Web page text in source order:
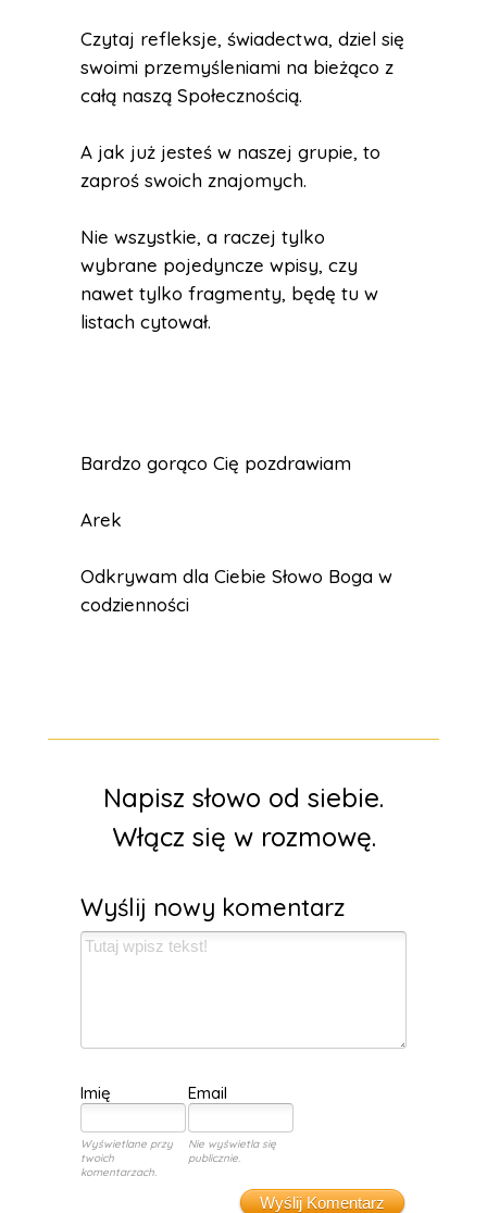
Czytaj refleksje, świadectwa, dziel się
swoimi przemyśleniami na bieżąco z
całą naszą Społecznością.
A jak już jesteś w naszej grupie, to
zaproś swoich znajomych.
Nie wszystkie, a raczej tylko
wybrane pojedyncze wpisy, czy
nawet tylko fragmenty, będę tu w
listach cytował.
Bardzo gorąco Cię pozdrawiam
Arek
Odkrywam dla Ciebie Słowo Boga w
codzienności
Napisz słowo od siebie.
Włącz się w rozmowę.
Wyślij nowy komentarz
Imię Email
Wyświetlane przy
twoich
komentarzach.
Nie wyświetla się
publicznie.
Wyślij Komentarz